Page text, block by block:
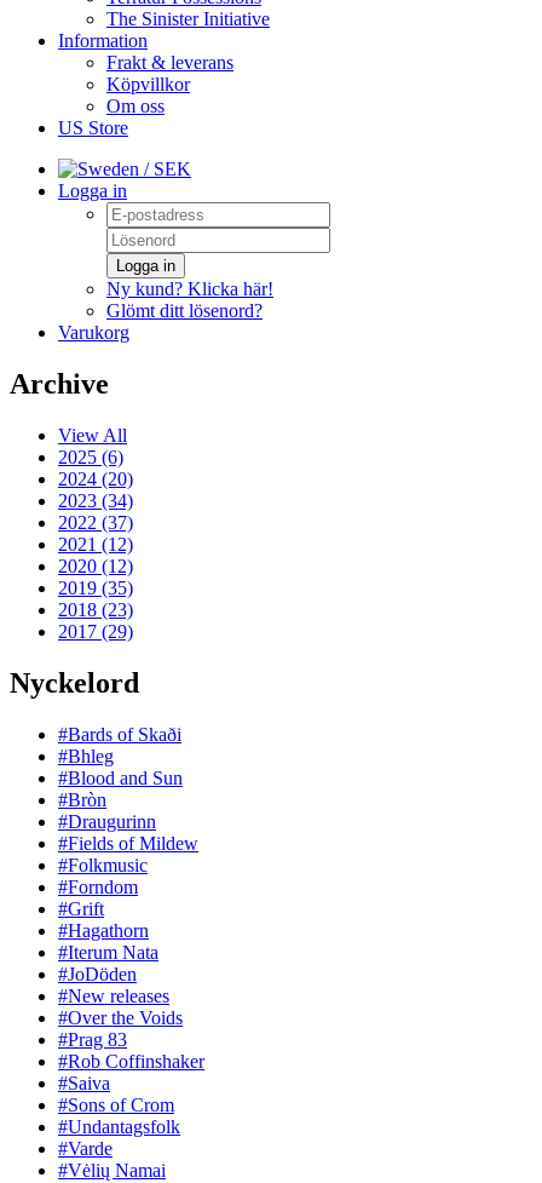
The Sinister Initiative
Information
Frakt & leverans
Köpvillkor
Om oss
US Store
/ SEK
Logga in
Logga in
Ny kund? Klicka här!
Glömt ditt lösenord?
Varukorg
Archive
View All
2025 (6)
2024 (20)
2023 (34)
2022 (37)
2021 (12)
2020 (12)
2019 (35)
2018 (23)
2017 (29)
Nyckelord
#Bards of Skaði
#Bhleg
#Blood and Sun
#Bròn
#Draugurinn
#Fields of Mildew
#Folkmusic
#Forndom
#Grift
#Hagathorn
#Iterum Nata
#JoDöden
#New releases
#Over the Voids
#Prag 83
#Rob Coffinshaker
#Saiva
#Sons of Crom
#Undantagsfolk
#Varde
#Vėlių Namai